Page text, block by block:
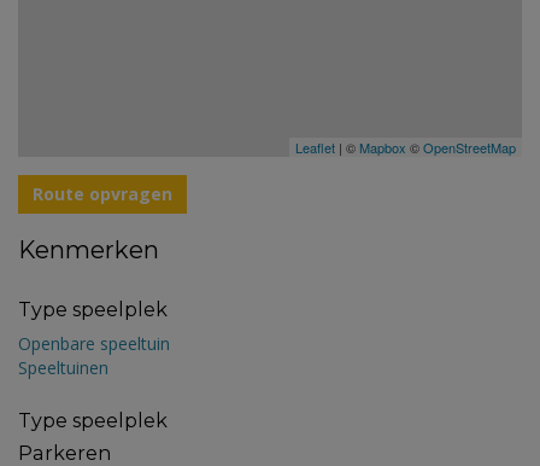
Leaflet | © Mapbox ©OpenStreetMap
Route opvragen
Kenmerken
Type speelplek
Openbare speeltuin
Speeltuinen
Type speelplek
Parkeren